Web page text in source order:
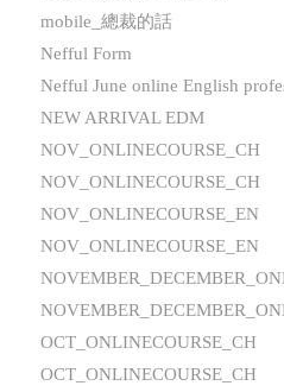
mobile_總裁的話
Nefful Form
Nefful June online English
NEW ARRIVAL EDM
NOV_ONLINECOURSE_CH
NOV_ONLINECOURSE_CH
NOV_ONLINECOURSE_EN
NOV_ONLINECOURSE_EN
OCT_ONLINECOURSE_CH
OCT_ONLINECOURSE_CH